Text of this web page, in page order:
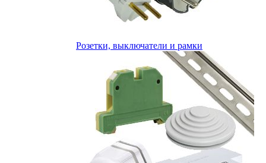
Розетки, выключатели и рамки